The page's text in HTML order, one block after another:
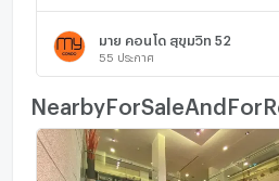
มาย คอนโด สุขุมวิท 52
55 ประกาศ